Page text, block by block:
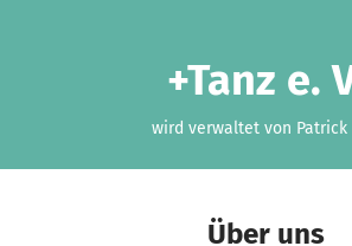
+Tanz e.
wird verwaltet von Patrick
Über uns